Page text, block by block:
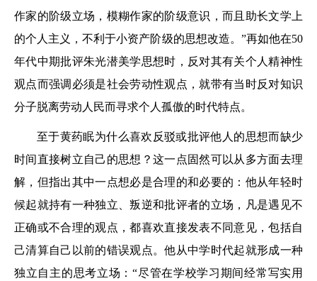
作家的阶级立场，模糊作家的阶级意识，而且助长文学上
的个人主义，不利于小资产阶级的思想改造。”再如他在50
年代中期批评朱光潜美学思想时，反对其有关个人精神性
观点而强调必须是社会劳动性观点，就带有当时反对知识
分子脱离劳动人民而寻求个人孤傲的时代特点。
至于黄药眠为什么喜欢反驳或批评他人的思想而缺少
时间直接树立自己的思想？这一点固然可以从多方面去理
解，但指出其中一点想必是合理的和必要的：他从年轻时
候起就持有一种独立、叛逆和批评者的立场，凡是遇见不
正确或不合理的观点，都喜欢直接发表不同意见，包括自
己清算自己以前的错误观点。他从中学时代起就形成一种
独立自主的思考立场：“尽管在学校学习期间经常写实用